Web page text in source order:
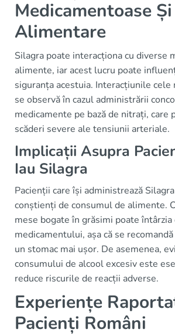
Medicamentoase Și
Alimentare
Silagra poate interacționa cu diverse
alimente, iar acest lucru poate
siguranța acestuia. Interacțiunile cele
se observă în cazul administrării
medicamente pe bază de nitrați, care
scăderi severe ale tensiunii arteriale.
Implicații Asupra
Iau Silagra
Pacienții care își administrează
conștienți de consumul de alimente.
mese bogate în grăsimi poate
medicamentului, așa că se
un stomac mai ușor. De asemenea,
consumului de alcool excesiv este
reduce riscurile de reacții adverse.
Experiențe
Pacienți Români